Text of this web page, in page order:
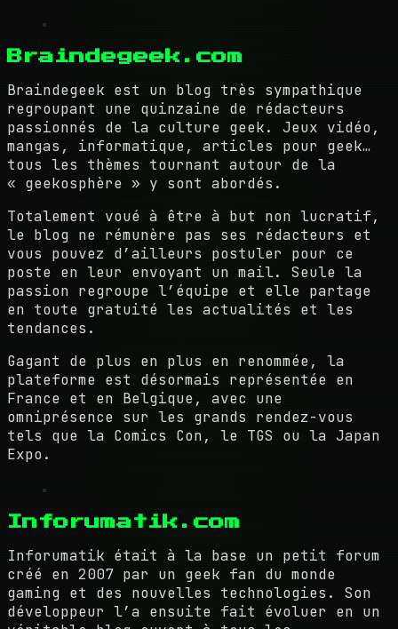
Braindegeek.com
Braindegeek est un blog très sympathique
regroupant une quinzaine de rédacteurs
passionnés de la culture geek. Jeux vidéo,
mangas, informatique, articles pour geek…
tous les thèmes tournant autour de la
« geekosphère » y sont abordés.
Totalement voué à être à but non lucratif,
le blog ne rémunère pas ses rédacteurs et
vous pouvez d’ailleurs postuler pour ce
poste en leur envoyant un mail. Seule la
passion regroupe l’équipe et elle partage
en toute gratuité les actualités et les
tendances.
Gagant de plus en plus en renommée, la
plateforme est désormais représentée en
France et en Belgique, avec une
omniprésence sur les grands rendez-vous
tels que la Comics Con, le TGS ou la Japan
Expo.
Inforumatik.com
Inforumatik était à la base un petit forum
créé en 2007 par un geek fan du monde
gaming et des nouvelles technologies. Son
développeur l’a ensuite fait évoluer en un